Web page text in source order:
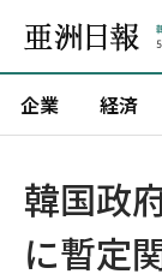
企業 経済
韓国政
に暫定